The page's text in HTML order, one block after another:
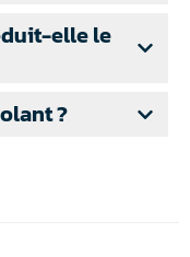
elle le
?